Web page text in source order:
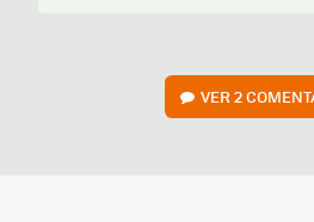
VER2